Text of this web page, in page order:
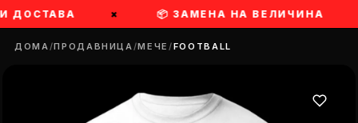
ДОСТАВА × 📦 ЗАМЕНА НА ВЕЛИЧИНА
ДОМА/ПРОДАВНИЦА/МЕЧЕ/FOOTBALL